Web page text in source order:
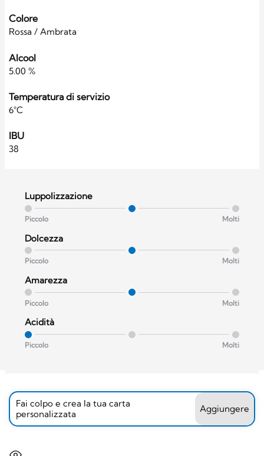
Colore
Rossa / Ambrata
Alcool
5.00 %
Temperatura di servizio
6°C
IBU
38
Luppolizzazione
Piccolo Molti
Dolcezza
Piccolo Molti
Amarezza
Piccolo Molti
Acidità
Piccolo Molti
Fai colpo e crea la tua carta
personalizzata
Aggiungere